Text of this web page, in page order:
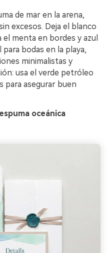
de mar en la arena,
excesos. Deja el blanco
menta en bordes y azul
bodas en la playa,
minimalistas y
usa el verde petróleo
para asegurar buen
oceánica